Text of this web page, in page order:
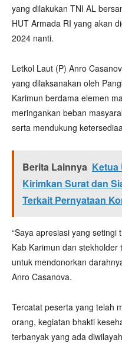
yang dilakukan TNI AL
HUT Armada RI yang akan
2024 nanti.
Letkol Laut (P) Anro
yang dilaksanakan oleh
Karimun berdama elemen
meringankan beban
serta mendukung
Berita Lainnya Ketua
Kirimkan Surat dan
Terkait Pernyataan
“Saya apresiasi yang
Kab Karimun dan
untuk mendonorkan
Anro Casanova.
Tercatat peserta yang telah
orang, kegiatan bhakti
terbanyak yang ada